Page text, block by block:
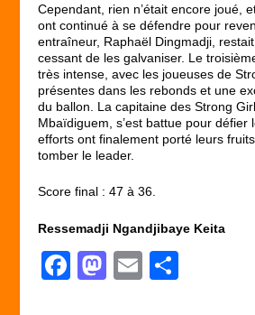
Cependant, rien n’était encore joué,
ont continué à se défendre pour
entraîneur, Raphaël Dingmadji,
cessant de les galvaniser. Le
très intense, avec les joueuses de
présentes dans les rebonds et une
du ballon. La capitaine des Strong
Mbaïdiguem, s’est battue pour défier
efforts ont finalement porté leurs
tomber le leader.
Score final : 47 à 36.
Ressemadji Ngandjibaye Keita
F
M E